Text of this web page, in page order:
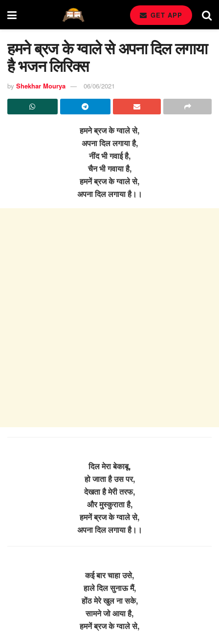
GET APP
हमने ब्रज के ग्वाले से अपना दिल लगाया
है भजन लिरिक्स
by Shekhar Mourya 06/06/2021
हमने ब्रज के ग्वाले से,
अपना दिल लगाया है,
नींद भी गवाई है,
चैन भी गवाया है,
हमनें ब्रज के ग्वाले से,
अपना दिल लगाया है।।
दिल मेरा बेकाबू,
हो जाता है उस पर,
देखता है मेरी तरफ,
और मुस्कुराता है,
हमनें ब्रज के ग्वाले से,
अपना दिल लगाया है।।
कई बार चाहा उसे,
हाले दिल सुनाऊ मैं,
होंठ मेरे खुल ना सके,
सामने जो आया है,
हमनें ब्रज के ग्वाले से,